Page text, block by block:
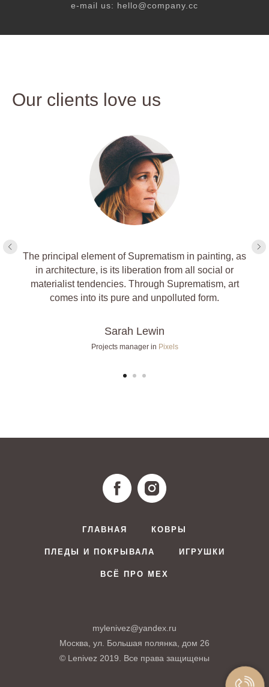
e-mail us: hello@company.cc
Our clients love us
The principal element of Suprematism in painting, as
in architecture, is its liberation from all social or
materialist tendencies. Through Suprematism, art
comes into its pure and unpolluted form.
Sarah Lewin
Projects manager in Pixels
ГЛАВНАЯ КОВРЫ
ПЛЕДЫ И ПОКРЫВАЛА ИГРУШКИ
ВСЁ ПРО МЕХ
mylenivez@yandex.ru
Москва, ул. Большая полянка, дом 26
© Lenivez 2019. Все права защищены